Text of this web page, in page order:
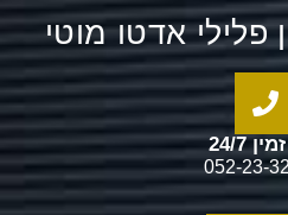
פלילי אדטו מוטי
24/7
052-23-